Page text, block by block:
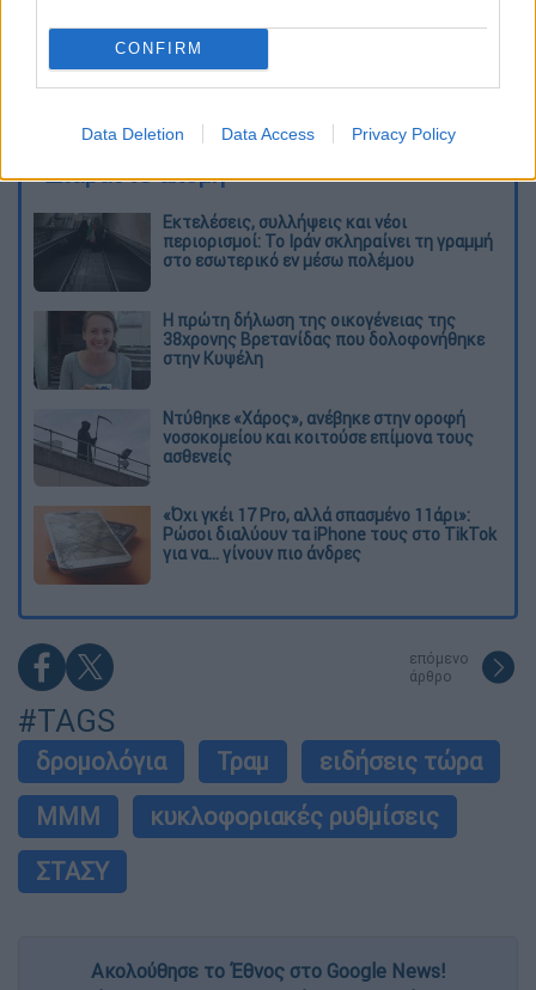
CONFIRM
Data Deletion Data Access Privacy Policy
καταχώρηση
Διαβάστε ακόμη
Εκτελέσεις, συλλήψεις και νέοι
περιορισμοί: Το Ιράν σκληραίνει τη γραμμή
στο εσωτερικό εν μέσω πολέμου
Η πρώτη δήλωση της οικογένειας της
38χρονης Βρετανίδας που δολοφονήθηκε
στην Κυψέλη
Ντύθηκε «Χάρος», ανέβηκε στην οροφή
νοσοκομείου και κοιτούσε επίμονα τους
ασθενείς
«Όχι γκέι 17 Pro, αλλά σπασμένο 11άρι»:
Ρώσοι διαλύουν τα iPhone τους στο TikTok
για να... γίνουν πιο άνδρες
επόμενο
άρθρο
#TAGS
δρομολόγια Τραμ
ειδήσεις τώρα
ΜΜΜ
κυκλοφοριακές ρυθμίσεις
ΣΤΑΣΥ
Ακολούθησε το Έθνος στο Google News!